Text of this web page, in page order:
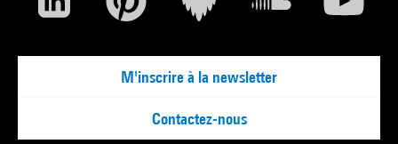
M'inscrire à la newsletter
Contactez-nous